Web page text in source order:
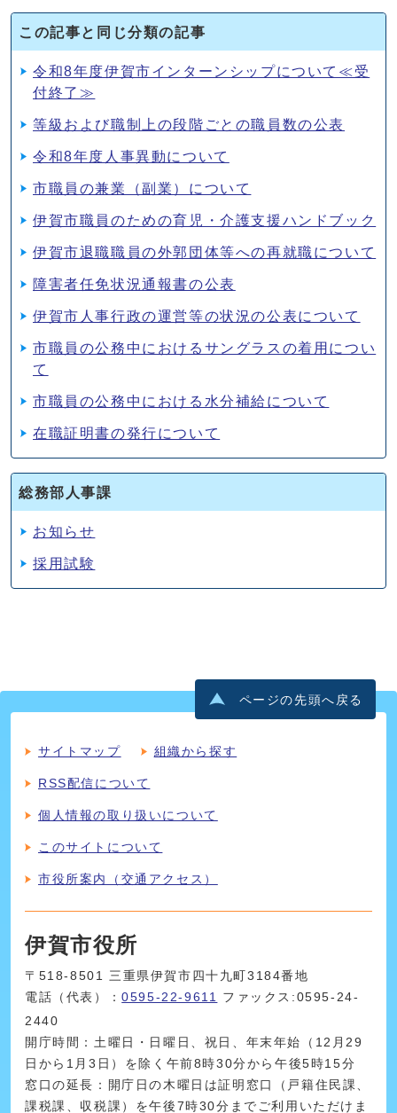
この記事と同じ分類の記事
令和8年度伊賀市インターンシップについて≪受
付終了≫
等級および職制上の段階ごとの職員数の公表
令和8年度人事異動について
市職員の兼業（副業）について
伊賀市職員のための育児・介護支援ハンドブック
伊賀市退職職員の外郭団体等への再就職について
障害者任免状況通報書の公表
伊賀市人事行政の運営等の状況の公表について
市職員の公務中におけるサングラスの着用につい
て
市職員の公務中における水分補給について
在職証明書の発行について
総務部人事課
お知らせ
採用試験
ページの先頭へ戻る
サイトマップ 組織から探す
RSS配信について
個人情報の取り扱いについて
このサイトについて
市役所案内（交通アクセス）
伊賀市役所
〒518-8501 三重県伊賀市四十九町3184番地
電話（代表）：0595-22-9611
ファックス:0595-24-
2440
開庁時間：土曜日・日曜日、祝日、年末年始（12月29
日から1月3日）を除く午前8時30分から午後5時15分
窓口の延長：開庁日の木曜日は証明窓口（戸籍住民課、
課税課、収税課）を午後7時30分までご利用いただけま